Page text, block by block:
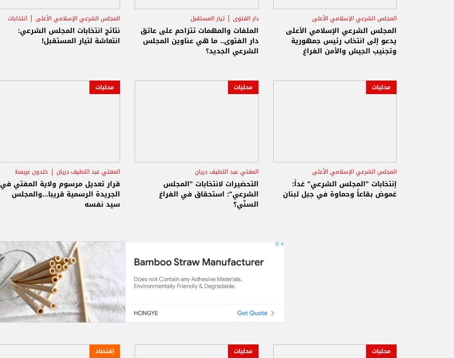
المجلس الشرعي الإسلامي الأعلى
رئاسة الجمهورية
قيادة الجيش
المجلس الشرعي الإسلامي الأعلى
يدعو إلى انتخاب رئيس جمهورية
وتجنيب الجيش والأمن الفراغ
دار الفتوى
تيار المستقبل
مفتي الجمهورية الشيخ عبد اللطيف دريان
الملفات والمهمات تتزاحم على عاتق
دار الفتوى.. ما هي عناوين المجلس
الشرعي الجديد؟
المجلس الشرعي الإسلامي الأعلى
انتخابات
تيار المستقبل
نتائج انتخابات المجلس الشرعي:
انتعاشة لتيار المستقبل!
محليات
المجلس الشرعي الإسلامي الأعلى
تيار المستقبل
الطائفة السنية
إنتخابات "المجلس الشرعي" غداً:
غموض بقاعاً وحماوة في جبل لبنان
محليات
المفتي عبد اللطيف دريان
المجلس الشرعي الإسلامي الأعلى
رئاسة الحكومة
التحضيرات لانتخابات "المجلس
الشرعي": استحقاق في الفراغ
السنّي؟
محليات
المفتي عبد اللطيف دريان
خلدون عريمط
المجلس الشرعي الإسلامي الأعلى
قرار تعديل مرسوم ولاية المفتي في
الجريدة الرسمية قريبا...والمجلس
سيد نفسه
محليات محليات إقتصاد